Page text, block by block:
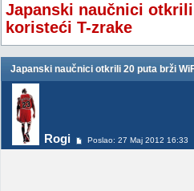
Japanski naučnici
koristeći T-zrake
Japanski naučnici otkrili 20 puta brži
Rogi Poslao: 27 Maj 2012 16:33